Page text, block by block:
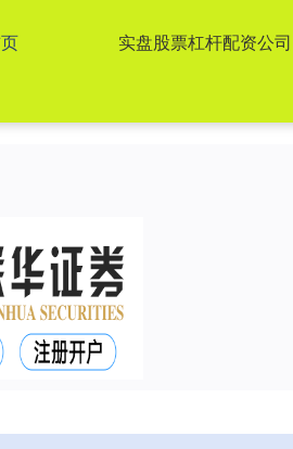
实盘股票杠杆配资公司